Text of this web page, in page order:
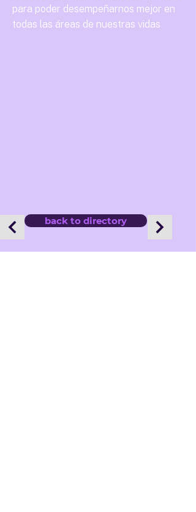
para poder desempeñarnos mejor en
todas las áreas de nuestras vidas
back to directory